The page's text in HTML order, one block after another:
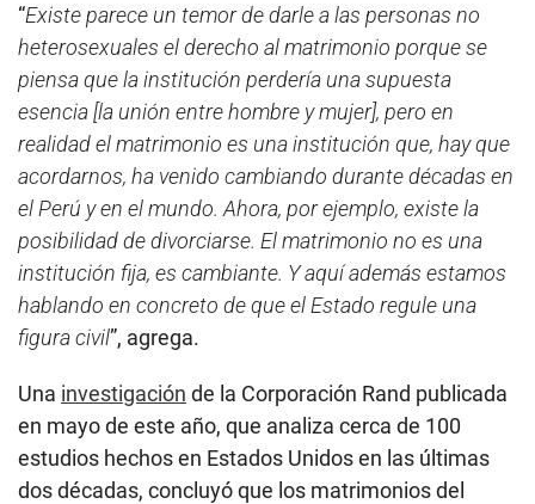
“Existe parece un temor de darle a las personas no
heterosexuales el derecho al matrimonio porque se
piensa que la institución perdería una supuesta
esencia [la unión entre hombre y mujer], pero en
realidad el matrimonio es una institución que, hay que
acordarnos, ha venido cambiando durante décadas en
el Perú y en el mundo. Ahora, por ejemplo, existe la
posibilidad de divorciarse. El matrimonio no es una
institución fija, es cambiante. Y aquí además estamos
hablando en concreto de que el Estado regule una
figura civil”, agrega.
Una investigación de la Corporación Rand publicada
en mayo de este año, que analiza cerca de 100
estudios hechos en Estados Unidos en las últimas
dos décadas, concluyó que los matrimonios del